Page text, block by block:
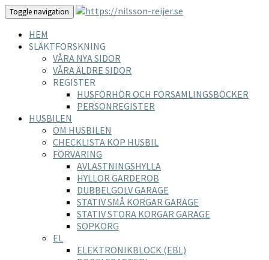
Toggle navigation
HEM
SLÄKTFORSKNING
VÅRA NYA SIDOR
VÅRA ÄLDRE SIDOR
REGISTER
HUSFÖRHÖR OCH FÖRSAMLINGSBÖCKER
PERSONREGISTER
HUSBILEN
OM HUSBILEN
CHECKLISTA KÖP HUSBIL
FÖRVARING
AVLASTNINGSHYLLA
HYLLOR GARDEROB
DUBBELGOLV GARAGE
STATIV SMÅ KORGAR GARAGE
STATIV STORA KORGAR GARAGE
SOPKORG
EL
ELEKTRONIKBLOCK (EBL)